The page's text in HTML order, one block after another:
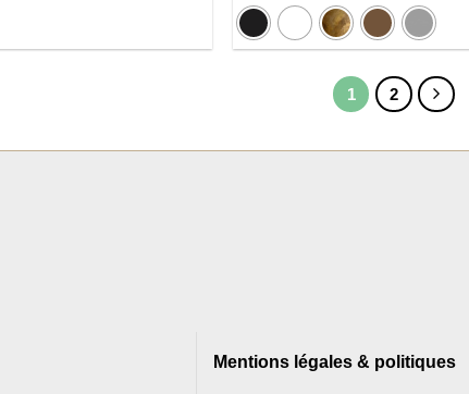
1 2
Mentions légales & politiques